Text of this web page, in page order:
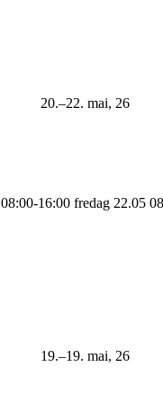
20.–22. mai, 26
08:00-16:00 fredag 22.05
19.–19. mai, 26